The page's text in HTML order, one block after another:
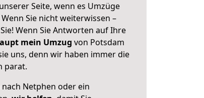
Seite, wenn es Umzüge
Sie nicht weiterwissen –
Wenn Sie Antworten auf Ihre
mein Umzug von Potsdam
uns, denn wir haben immer die
parat.
Netphen oder ein